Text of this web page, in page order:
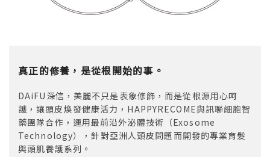
真正的修養，是從根開始的事。
DAiFU深信，美麗不只是表象修飾，而是從根源用心呵
護，讓頭皮煥發健康活力，HAPPYRECOME與訊聯細胞智
藥團隊合作，運用最前沿外泌體技術（Exosome
Technology），針對亞洲人頭皮問題而開發的專業育髮
與頭肌養護系列。